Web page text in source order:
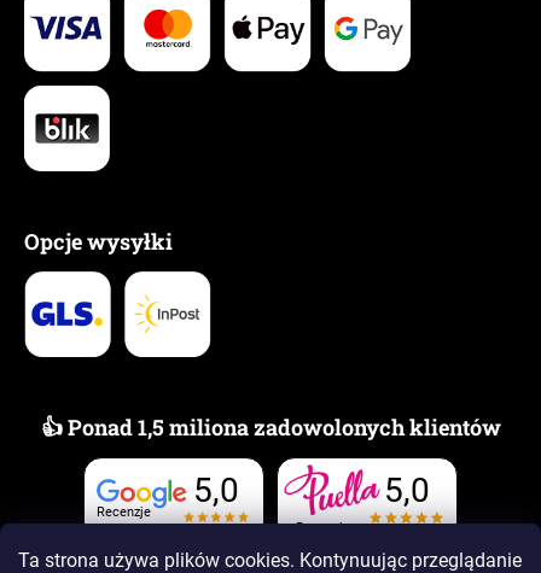
Ta strona używa plików cookies. Kontynuując przeglądanie
Opcje wysyłki
👍 Ponad 1,5 miliona zadowolonych klientów
Recenzje
5,0
Recenzje
5,0